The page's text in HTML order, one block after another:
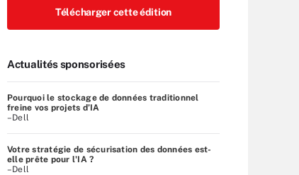
Télécharger cette édition
Actualités sponsorisées
Pourquoi le stockage de données traditionnel
freine vos projets d’IA
–Dell
Votre stratégie de sécurisation des données est-
elle prête pour l'IA ?
–Dell